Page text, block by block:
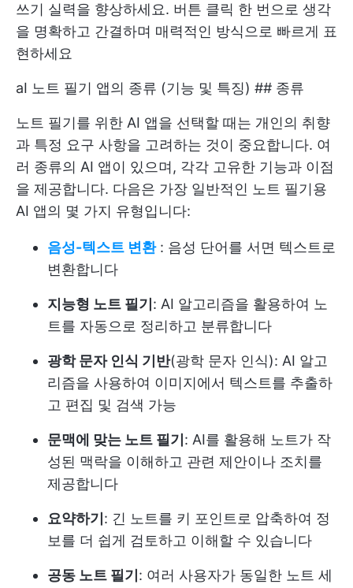
쓰기 실력을 향상하세요. 버튼 클릭 한 번으로 생각
을 명확하고 간결하며 매력적인 방식으로 빠르게 표
현하세요
aI 노트 필기 앱의 종류 (기능 및 특징) ## 종류
노트 필기를 위한 AI 앱을 선택할 때는 개인의 취향
과 특정 요구 사항을 고려하는 것이 중요합니다. 여
러 종류의 AI 앱이 있으며, 각각 고유한 기능과 이점
을 제공합니다. 다음은 가장 일반적인 노트 필기용
AI 앱의 몇 가지 유형입니다:
음성-텍스트 변환: 음성 단어를 서면 텍스트로
변환합니다
지능형 노트 필기 : AI 알고리즘을 활용하여 노
트를 자동으로 정리하고 분류합니다
광학 문자 인식 기반(광학 문자 인식): AI 알고
리즘을 사용하여 이미지에서 텍스트를 추출하
고 편집 및 검색 가능
문맥에 맞는 노트 필기 : AI를 활용해 노트가 작
성된 맥락을 이해하고 관련 제안이나 조치를
제공합니다
요약하기 : 긴 노트를 키 포인트로 압축하여 정
보를 더 쉽게 검토하고 이해할 수 있습니다
공동 노트 필기 : 여러 사용자가 동일한 노트 세